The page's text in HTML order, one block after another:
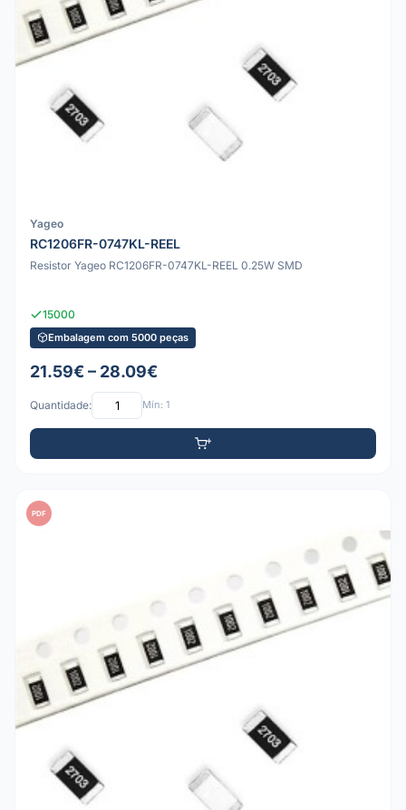
Yageo
RC1206FR-0747KL-REEL
Resistor Yageo RC1206FR-0747KL-REEL 0.25W SMD
15000
Embalagem com 5000 peças
21.59€ – 28.09€
Quantidade: Mín: 1
PDF